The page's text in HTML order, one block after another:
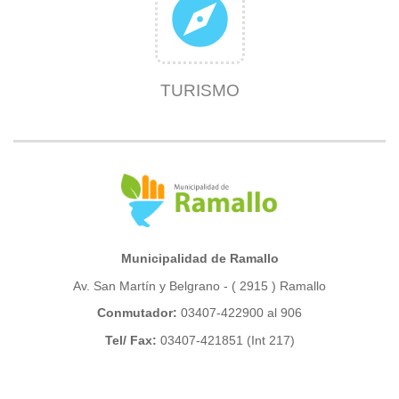
explore
TURISMO
Municipalidad de Ramallo
Av. San Martín y Belgrano - ( 2915 ) Ramallo
Conmutador: 03407-422900 al 906
Tel/ Fax: 03407-421851 (Int 217)